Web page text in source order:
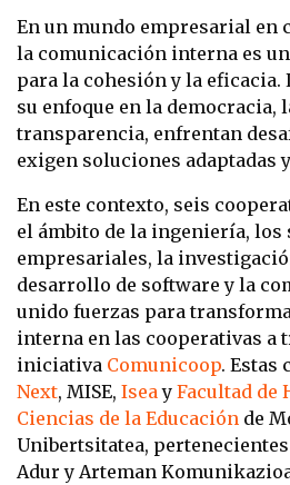
En un mundo empresarial en
la comunicación interna es
para la cohesión y la eficacia.
su enfoque en la
transparencia, enfrentan
exigen soluciones adaptadas
En este contexto, seis
el ámbito de la ingeniería, los
empresariales, la
desarrollo de software y la
unido fuerzas para
interna en las cooperativas a
iniciativa Comunicoop. Estas
Next, MISE, Iseay Facultad de
Ciencias de la Educación de
Unibertsitatea,
Adur y Arteman